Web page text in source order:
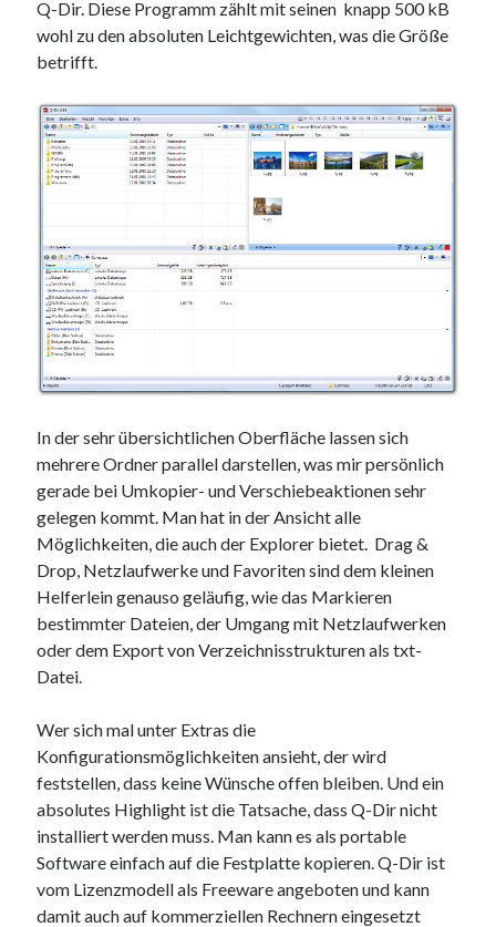
Q-Dir. Diese Programm zählt mit seinen knapp 500 kB
wohl zu den absoluten Leichtgewichten, was die Größe
betrifft.
In der sehr übersichtlichen Oberfläche lassen sich
mehrere Ordner parallel darstellen, was mir persönlich
gerade bei Umkopier- und Verschiebeaktionen sehr
gelegen kommt. Man hat in der Ansicht alle
Möglichkeiten, die auch der Explorer bietet. Drag &
Drop, Netzlaufwerke und Favoriten sind dem kleinen
Helferlein genauso geläufig, wie das Markieren
bestimmter Dateien, der Umgang mit Netzlaufwerken
oder dem Export von Verzeichnisstrukturen als txt-
Datei.
Wer sich mal unter Extras die
Konfigurationsmöglichkeiten ansieht, der wird
feststellen, dass keine Wünsche offen bleiben. Und ein
absolutes Highlight ist die Tatsache, dass Q-Dir nicht
installiert werden muss. Man kann es als portable
Software einfach auf die Festplatte kopieren. Q-Dir ist
vom Lizenzmodell als Freeware angeboten und kann
damit auch auf kommerziellen Rechnern eingesetzt